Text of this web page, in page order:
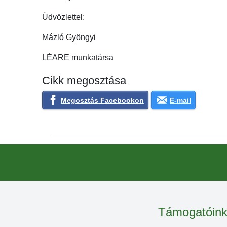
Üdvözlettel:
Mázló Gyöngyi
LÉARE munkatársa
Cikk megosztása
Megosztás Facebookon E-mail
Támogatóink